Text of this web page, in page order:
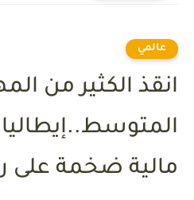
عالمي
انقذ الكثير من
مالية ضخمة على